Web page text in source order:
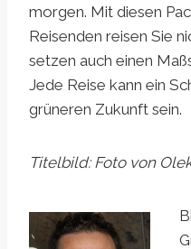
morgen. Mit diesen
Reisenden reisen Sie
setzen auch einen
Jede Reise kann ein
grüneren Zukunft sein.
Titelbild: Foto von